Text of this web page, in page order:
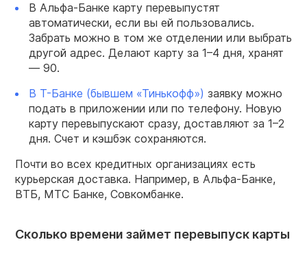
В Альфа-Банке карту перевыпустят
автоматически, если вы ей пользовались.
Забрать можно в том же отделении или выбрать
другой адрес. Делают карту за 1–4 дня, хранят
— 90.
В Т-Банке (бывшем «Тинькофф») заявку можно
подать в приложении или по телефону. Новую
карту перевыпускают сразу, доставляют за 1–2
дня. Счет и кэшбэк сохраняются.
Почти во всех кредитных организациях есть
курьерская доставка. Например, в Альфа-Банке,
ВТБ, МТС Банке, Совкомбанке.
Сколько времени займет перевыпуск карты